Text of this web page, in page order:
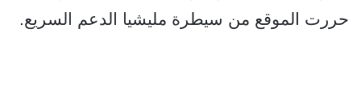
حررت الموقع من سيطرة مليشيا الدعم السريع.